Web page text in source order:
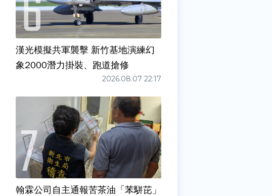
漢光模擬共軍襲擊 新竹基地演練幻
象2000潛力掛裝、跑道搶修
2026.08.07 22:17
翰霖公司自主通報苦茶油「苯駢芘」